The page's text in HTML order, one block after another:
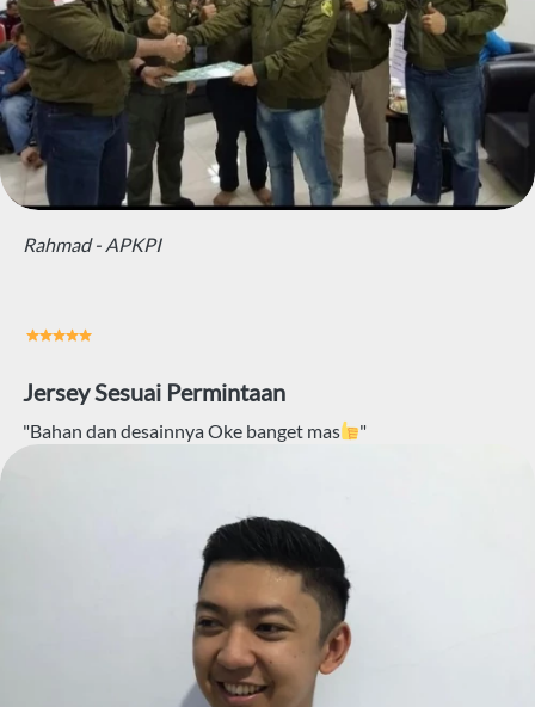
Rahmad - APKPI
Jersey Sesuai Permintaan
"Bahan dan desainnya Oke banget mas "